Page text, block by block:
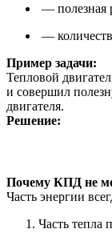
— полезная
—
Пример задачи:
Тепловой
и совершил
двигателя.
Решение:
Почему КПД не
Часть энергии
Часть тепла